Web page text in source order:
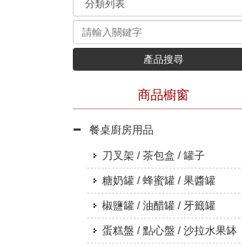
產品搜尋
商品櫥窗
餐桌廚房用品
刀叉架 / 茶包盒 / 罐子
糖奶罐 / 蜂蜜罐 / 果醬罐
椒鹽罐 / 油醋罐 / 牙籤罐
蛋糕盤 / 點心盤 / 沙拉水果缽